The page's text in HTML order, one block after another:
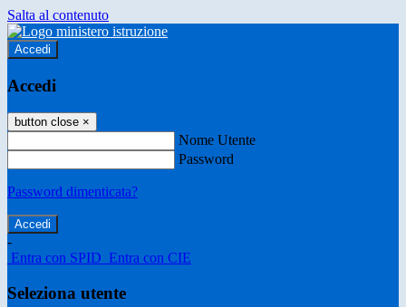
Salta al contenuto
Accedi
Accedi
button close ×
Nome Utente
Password
Password dimenticata?
-
Entra con SPID Entra con CIE
Seleziona utente